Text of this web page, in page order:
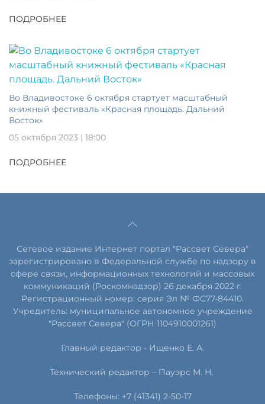
ПОДРОБНЕЕ
Во Владивостоке 6 октября стартует масштабный
книжный фестиваль «Красная площадь. Дальний
Восток»
05 октября 2023 | 18:00
ПОДРОБНЕЕ
Сетевое издание Интернет портал "Рассвет Севера"
зарегистрировано в Федеральной службе по надзору в
сфере связи, информационных технологий и массовых
коммуникаций (Роскомнадзор) 26 декабря 2022 г.
Регистрационный номер: серия Эл № ФС77-84410.
Учредитель: муниципальное автономное учреждение
"Рассвет Севера" (ОГРН 1104910001261)
Главный редактор - Ищенко Е. А.
Технический редактор – Пауэрс М. Н.
Телефоны: +7 (41341) 2-50-17